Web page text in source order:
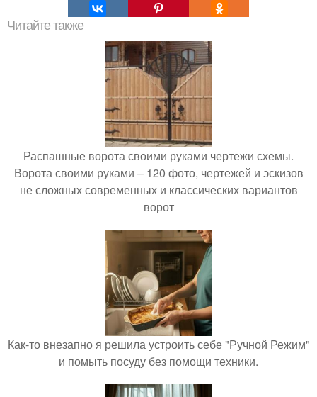
Читайте также
Распашные ворота своими руками чертежи схемы.
Ворота своими руками – 120 фото, чертежей и эскизов
не сложных современных и классических вариантов
ворот
Как-то внезапно я решила устроить себе "Ручной Режим"
и помыть посуду без помощи техники.